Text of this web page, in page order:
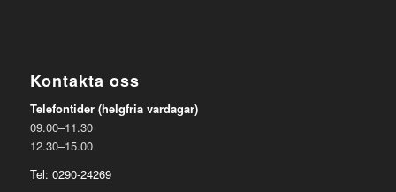
Kontakta oss
Telefontider (helgfria vardagar)
09.00–11.30
12.30–15.00
Tel: 0290-24269